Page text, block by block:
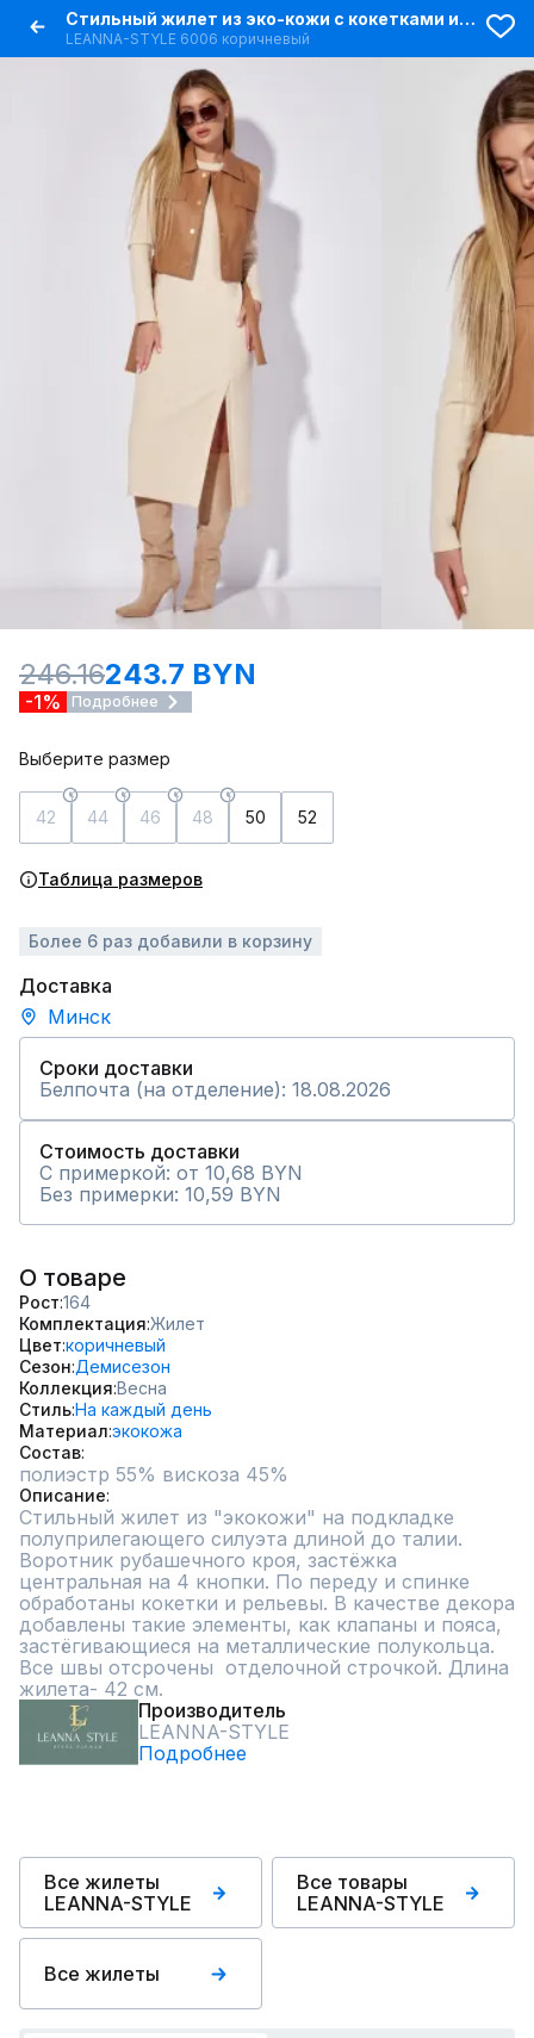
Стильный жилет из эко-кожи с кокетками и рельефами
LEANNA-STYLE 6006 коричневый
246.16243.7 BYN
-1% Подробнее
Выберите размер
42 44 46 48 50 52
Таблица размеров
Более 6 раз добавили в корзину
Доставка
Минск
Сроки доставки
Белпочта (на отделение): 18.08.2026
Стоимость доставки
С примеркой: от 10,68 BYN
Без примерки: 10,59 BYN
О товаре
Рост 164
Комплектация Жилет
Цвет коричневый
Сезон Демисезон
Коллекция Весна
СтильНа каждый день
Материал экокожа
Состав
полиэстр 55% вискоза 45%
Описание
Стильный жилет из "экокожи" на подкладке
полуприлегающего силуэта длиной до талии.
Воротник рубашечного кроя, застёжка
центральная на 4 кнопки. По переду и спинке
обработаны кокетки и рельевы. В качестве декора
добавлены такие элементы, как клапаны и пояса,
застёгивающиеся на металлические полукольца.
Все швы отсрочены  отделочной строчкой. Длина
жилета- 42 см.
Производитель
LEANNA-STYLE
Подробнее
Все жилеты
LEANNA-STYLE
Все товары
LEANNA-STYLE
Все жилеты